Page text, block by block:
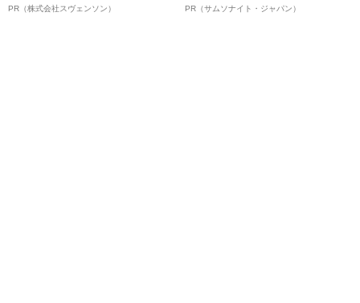
オイ”や“ベタつき”を解消す
PR（株式会社スヴェンソン）
も人生も自分らしく～笑顔あふ
PR（サムソナイト・ジャパン）